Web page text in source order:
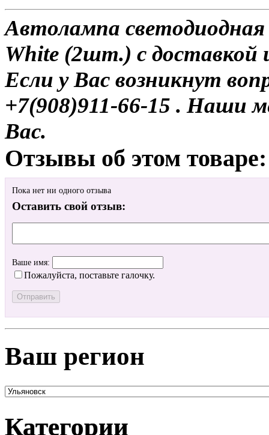
Автолампа светодиодная
White (2шт.) с доставкой
Если у Вас возникнут
+7(908)911-66-15 . Наши
Вас.
Отзывы об этом товаре:
Пока нет ни одного отзыва
Оставить свой отзыв:
Ваше имя:
Пожалуйста, поставьте галочку.
Ваш регион
Категории